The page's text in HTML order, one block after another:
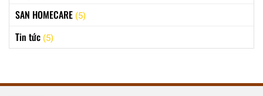
SAN HOMECARE (5)
Tin tức (5)